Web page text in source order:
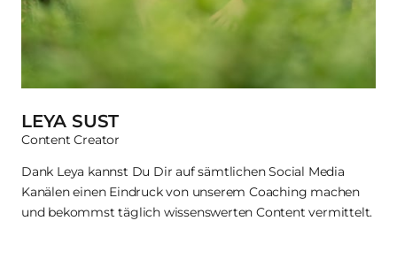
LEYA SUST
Content Creator
Dank Leya kannst Du Dir auf sämtlichen Social Media
Kanälen einen Eindruck von unserem Coaching machen
und bekommst täglich wissenswerten Content vermittelt.